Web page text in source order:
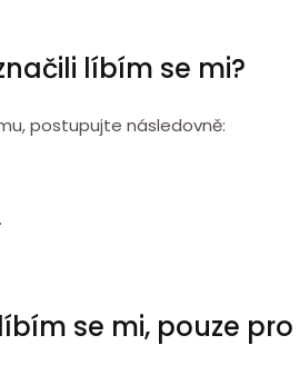
líbím se mi?
postupujte následovně:
se mi, pouze